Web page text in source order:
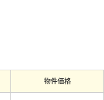
物件価格